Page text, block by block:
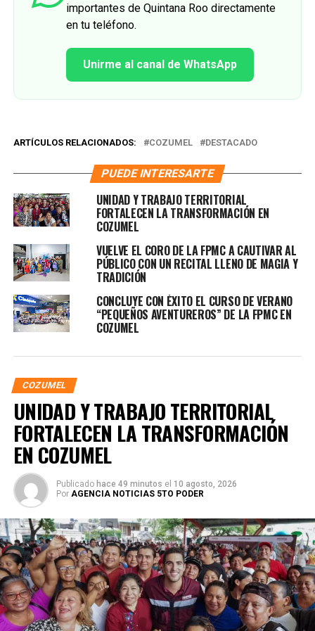
importantes de Quintana Roo directamente
en tu teléfono.
Unirme al canal de WhatsApp
ARTÍCULOS RELACIONADOS: COZUMEL DESTACADO
PUEDE INTERESARTE
UNIDAD Y TRABAJO TERRITORIAL
FORTALECEN LA TRANSFORMACIÓN EN
COZUMEL
VUELVE EL CORO DE LA FPMC A CAUTIVAR AL
PÚBLICO CON UN RECITAL LLENO DE MAGIA Y
TRADICIÓN
CONCLUYE CON ÉXITO EL CURSO DE VERANO
“PEQUEÑOS AVENTUREROS” DE LA FPMC EN
COZUMEL
COZUMEL
UNIDAD Y TRABAJO TERRITORIAL
FORTALECEN LA TRANSFORMACIÓN
EN COZUMEL
Publicado hace 49 minutos el 10 agosto, 2026
Por AGENCIA NOTICIAS 5TO PODER